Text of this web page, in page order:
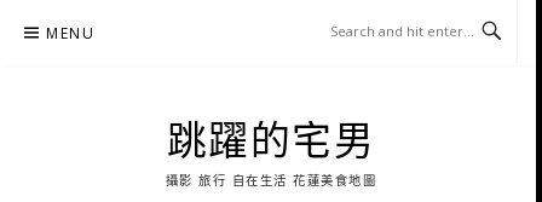
MENU
跳躍的宅男
攝影 旅行 自在生活 花蓮美食地圖